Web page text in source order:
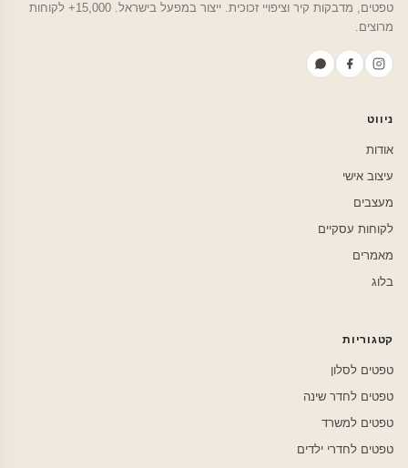
טפטים, מדבקות קיר וציפויי זכוכית. ייצור במפעל בישראל. 15,000+ לקוחות
מרוצים.
ניווט
אודות
עיצוב אישי
מעצבים
לקוחות עסקיים
מאמרים
בלוג
קטגוריות
טפטים לסלון
טפטים לחדר שינה
טפטים למשרד
טפטים לחדרי ילדים